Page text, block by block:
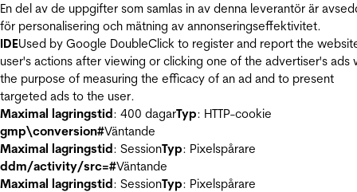
En del av de uppgifter som samlas in av denna leverantör är
för personalisering och mätning av annonseringseffektivitet.
IDEUsed by Google DoubleClick to register and report the
user's actions after viewing or clicking one of the advertiser's ads
the purpose of measuring the efficacy of an ad and to present
targeted ads to the user.
Maximal lagringstid: 400 dagarTyp: HTTP-cookie
gmp\conversion#Väntande
Maximal lagringstid: SessionTyp: Pixelspårare
ddm/activity/src=#Väntande
Maximal lagringstid: SessionTyp: Pixelspårare